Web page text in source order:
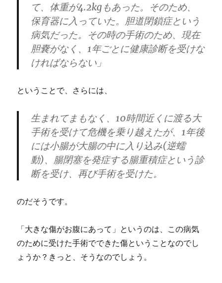
て、体重が4.2kgもあった。そのため、
保育器に入っていた。胆道閉鎖症という
病気だった。その時の手術のため、現在
胆嚢がなく、1年ごとに健康診断を受けな
ければならない」
ということで、さらには、
生まれてまもなく、10時間近くに渡る大
手術を受けて危機を乗り越えたが、1年後
には小腸が大腸の中に入り込み(逆蠕
動)、腸閉塞を発症する腸重積症という診
断を受け、再び手術を受けた。
のだそうです。
「大きな傷がお腹にあって」というのは、この病気
のために受けた手術でできた傷ということなのでし
ょうか？きっと、そうなのでしょう。